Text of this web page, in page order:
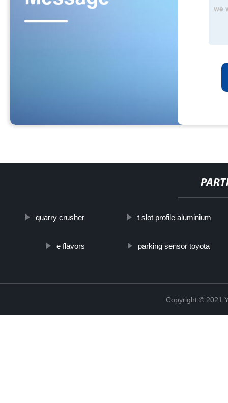
quarry crusher t slot profile aluminium
e flavors parking sensor toyota
Copyright © 2021